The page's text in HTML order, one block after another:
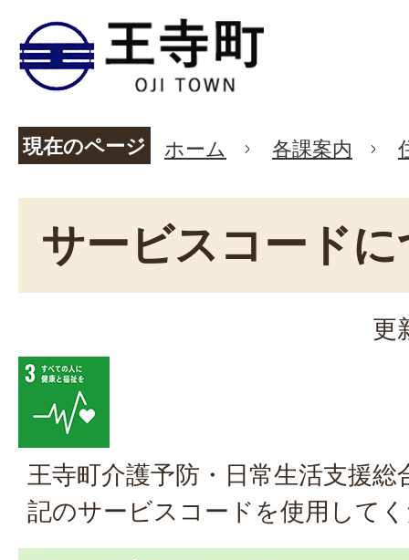
現在のページ ホーム 各課案内
サービスコード
更
王寺町介護予防・日常生活支援
記のサービスコードを使用して